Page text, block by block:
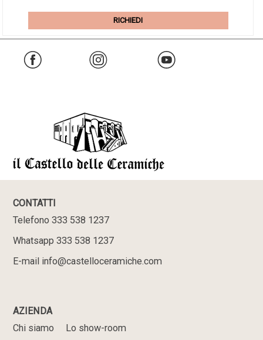
RICHIEDI
CONTATTI
Telefono 333 538 1237
Whatsapp 333 538 1237
E-mail info@castelloceramiche.com
AZIENDA
Chi siamo
Lo show-room